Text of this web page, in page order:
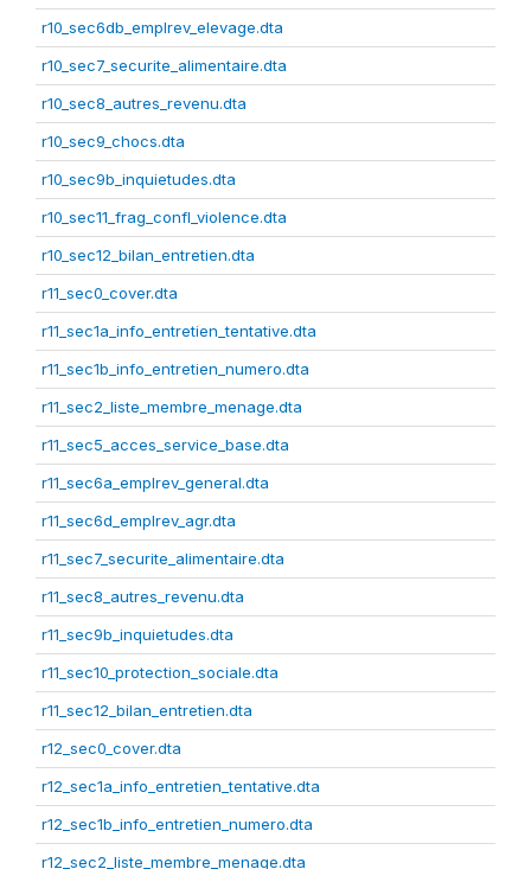
r10_sec6db_emplrev_elevage.dta
r10_sec7_securite_alimentaire.dta
r10_sec8_autres_revenu.dta
r10_sec9_chocs.dta
r10_sec9b_inquietudes.dta
r10_sec11_frag_confl_violence.dta
r10_sec12_bilan_entretien.dta
r11_sec0_cover.dta
r11_sec1a_info_entretien_tentative.dta
r11_sec1b_info_entretien_numero.dta
r11_sec2_liste_membre_menage.dta
r11_sec5_acces_service_base.dta
r11_sec6a_emplrev_general.dta
r11_sec6d_emplrev_agr.dta
r11_sec7_securite_alimentaire.dta
r11_sec8_autres_revenu.dta
r11_sec9b_inquietudes.dta
r11_sec10_protection_sociale.dta
r11_sec12_bilan_entretien.dta
r12_sec0_cover.dta
r12_sec1a_info_entretien_tentative.dta
r12_sec1b_info_entretien_numero.dta
r12_sec2_liste_membre_menage.dta